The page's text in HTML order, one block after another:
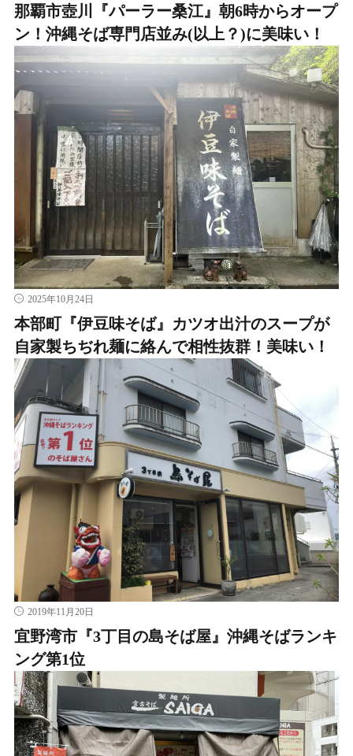
那覇市壺川『パーラー桑江』朝6時からオープ
ン！沖縄そば専門店並み(以上？)に美味い！
2025年10月24日
本部町『伊豆味そば』カツオ出汁のスープが
自家製ちぢれ麺に絡んで相性抜群！美味い！
2019年11月20日
宜野湾市『3丁目の島そば屋』沖縄そばランキ
ング第1位